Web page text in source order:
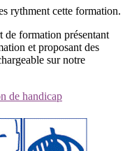
rythment cette formation.
de formation présentant
et proposant des
sur notre
de handicap